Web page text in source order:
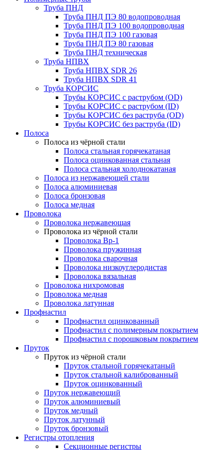
Труба ПНД
Труба ПНД ПЭ 80 водопроводная
Труба ПНД ПЭ 100 водопроводная
Труба ПНД ПЭ 100 газовая
Труба ПНД ПЭ 80 газовая
Труба ПНД техническая
Труба НПВХ
Труба НПВХ SDR 26
Труба НПВХ SDR 41
Труба КОРСИС
Трубы КОРСИС с раструбом (OD)
Трубы КОРСИС с раструбом (ID)
Трубы КОРСИС без раструба (OD)
Трубы КОРСИС без раструба (ID)
Полоса
Полоса из чёрной стали
Полоса стальная горячекатаная
Полоса оцинкованная стальная
Полоса стальная холоднокатаная
Полоса из нержавеющей стали
Полоса алюминиевая
Полоса бронзовая
Полоса медная
Проволока
Проволока нержавеющая
Проволока из чёрной стали
Проволока Вр-1
Проволока пружинная
Проволока сварочная
Проволока низкоуглеродистая
Проволока вязальная
Проволока нихромовая
Проволока медная
Проволока латунная
Профнастил
Профнастил оцинкованный
Профнастил с полимерным покрытием
Профнастил с порошковым покрытием
Пруток
Пруток из чёрной стали
Пруток стальной горячекатаный
Пруток стальной калиброванный
Пруток оцинкованный
Пруток нержавеющий
Пруток алюминиевый
Пруток медный
Пруток латунный
Пруток бронзовый
Регистры отопления
Секционные регистры